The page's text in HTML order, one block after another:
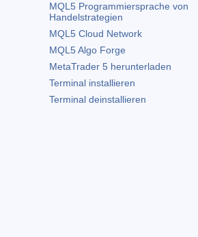
MQL5 Programmiersprache von
Handelstrategien
MQL5 Cloud Network
MQL5 Algo Forge
MetaTrader 5herunterladen
Terminal installieren
Terminal deinstallieren